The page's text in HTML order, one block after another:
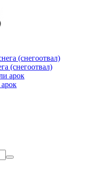
(снегоотвал)